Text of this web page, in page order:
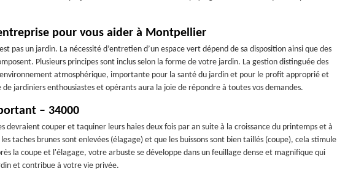
pour vous aider à Montpellier
pas un jardin. La nécessité d’entretien d’un espace vert dépend de sa disposition ainsi que des
Plusieurs principes sont inclus selon la forme de votre jardin. La gestion distinguée des
atmosphérique, importante pour la santé du jardin et pour le profit approprié et
jardiniers enthousiastes et opérants aura la joie de répondre à toutes vos demandes.
– 34000
devraient couper et taquiner leurs haies deux fois par an suite à la croissance du printemps et à
taches brunes sont enlevées (élagage) et que les buissons sont bien taillés (coupe), cela stimule
la coupe et l'élagage, votre arbuste se développe dans un feuillage dense et magnifique qui
et contribue à votre vie privée.